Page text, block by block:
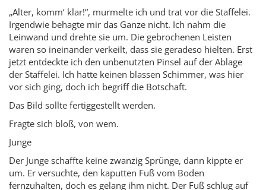
„Alter, komm‘ klar!“, murmelte ich und trat vor die Staffelei.
Irgendwie behagte mir das Ganze nicht. Ich nahm die
Leinwand und drehte sie um. Die gebrochenen Leisten
waren so ineinander verkeilt, dass sie geradeso hielten. Erst
jetzt entdeckte ich den unbenutzten Pinsel auf der Ablage
der Staffelei. Ich hatte keinen blassen Schimmer, was hier
vor sich ging, doch ich begriff die Botschaft.
Das Bild sollte fertiggestellt werden.
Fragte sich bloß, von wem.
Junge
Der Junge schaffte keine zwanzig Sprünge, dann kippte er
um. Er versuchte, den kaputten Fuß vom Boden
fernzuhalten, doch es gelang ihm nicht. Der Fuß schlug auf